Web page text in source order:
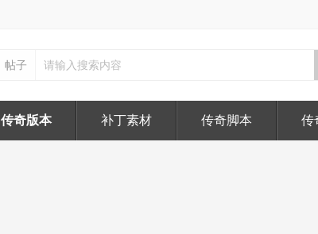
帖子
传奇版本 补丁素材 传奇脚本 传